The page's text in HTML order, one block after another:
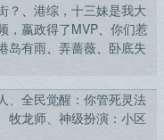
？ 、 港综，十三妹是我大
，嬴政得了MVP、 你们惹
岛有雨、 弄蔷薇、 卧底失
、 全民觉醒：你管死灵法
牧龙师、 神级扮演：小区